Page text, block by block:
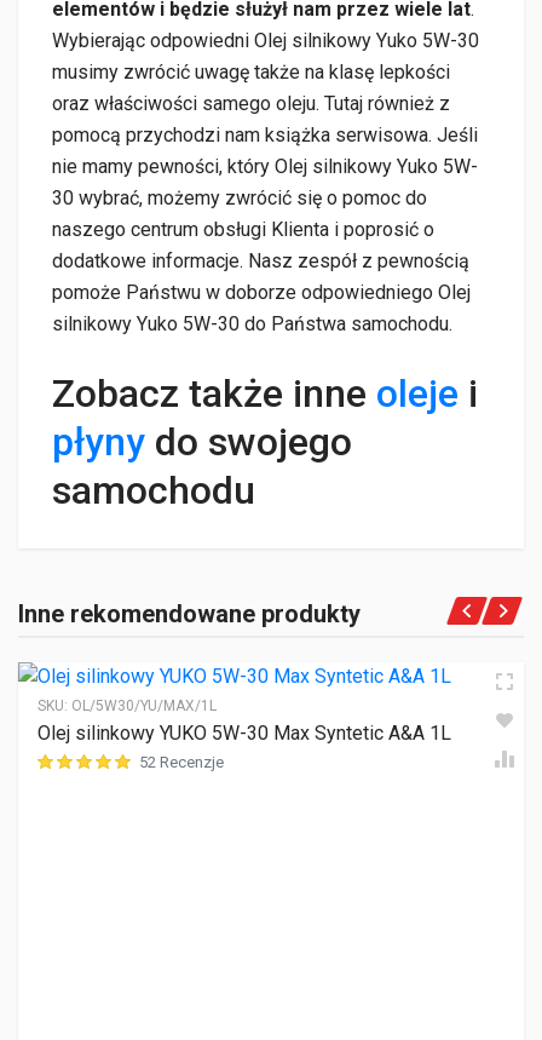
elementów i będzie służył nam przez wiele lat.
Wybierając odpowiedni Olej silnikowy Yuko 5W-30
musimy zwrócić uwagę także na klasę lepkości
oraz właściwości samego oleju. Tutaj również z
pomocą przychodzi nam książka serwisowa. Jeśli
nie mamy pewności, który Olej silnikowy Yuko 5W-
30 wybrać, możemy zwrócić się o pomoc do
naszego centrum obsługi Klienta i poprosić o
dodatkowe informacje. Nasz zespół z pewnością
pomoże Państwu w doborze odpowiedniego Olej
silnikowy Yuko 5W-30 do Państwa samochodu.
Zobacz także inne oleje i
płyny do swojego
samochodu
Inne rekomendowane produkty
SKU: OL/5W30/YU/MAX/1L
Olej silinkowy YUKO 5W-30 Max Syntetic A&A 1L
52 Recenzje